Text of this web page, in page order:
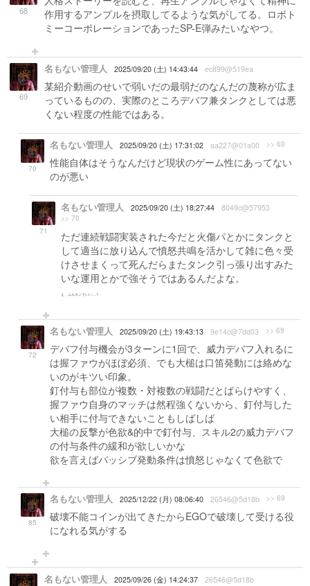
68
作用するアンプルを摂取してるような気がしてる。ロボト
ミーコーポレーションであったSP-E弾みたいなやつ。
69
名もない管理人 2025/09/20 (土) 14:43:44 ec899@519ea
某紹介動画のせいで弱いだの最弱だのなんだの蔑称が広ま
っているものの、実際のところデバフ兼タンクとしては悪
くない程度の性能ではある。
70
名もない管理人 2025/09/20 (土) 17:31:02 aa227@01a00 >> 69
性能自体はそうなんだけど現状のゲーム性にあってない
のが悪い
71
名もない管理人 2025/09/20 (土) 18:27:44 8049c@57953
>> 70
ただ連続戦闘実装された今だと火傷パとかにタンクと
して適当に放り込んで憤怒共鳴を活かして雑に色々受
けさせまくって死んだらまたタンク引っ張り出すみた
いな運用とかで強そうではあるんだよな。
え、ムルホンでいい…？
72
名もない管理人 2025/09/20 (土) 19:43:13 9e14c@7dd03 >> 69
デバフ付与機会が3ターンに1回で、威力デバフ入れるに
は握ファウがほぼ必須、でも大槌は口笛発動には絡めな
いのがキツい印象。
釘付与も部位が複数・対複数の戦闘だとばらけやすく、
握ファウ自身のマッチは然程強くないから、釘付与した
い相手に付与できないこともしばしば
大槌の反撃が色欲&的中で釘付与、スキル2の威力デバフ
の付与条件の緩和が欲しいかな
欲を言えばパッシブ発動条件は憤怒じゃなくて色欲で
85
名もない管理人 2025/12/22 (月) 08:06:40 26546@5d18b >> 69
破壊不能コインが出てきたからEGOで破壊して受ける役
になれる気がする
名もない管理人 2025/09/26 (金) 14:24:37 26546@5d18b